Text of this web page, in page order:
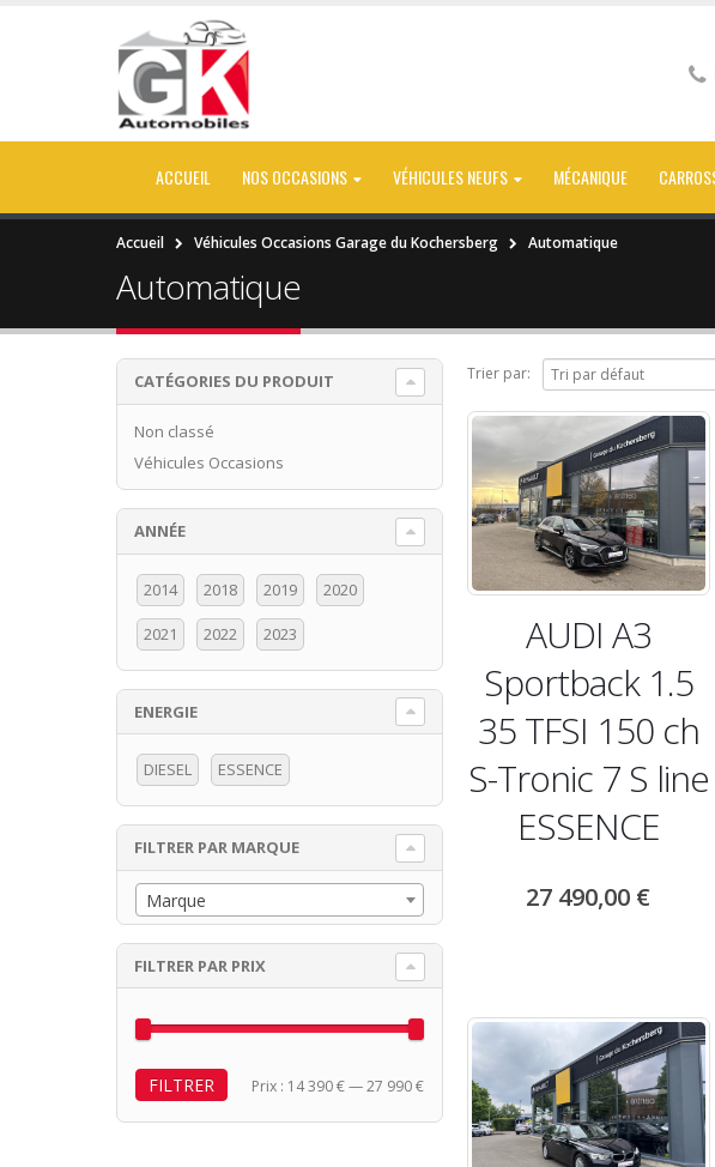
ACCUEIL NOS OCCASIONS VÉHICULES NEUFS MÉCANIQUE
Accueil Véhicules Occasions Garage du Kochersberg Automatique
Automatique
Trier par:
AUDI A3
Sportback 1.5
35 TFSI 150 ch
S-Tronic 7 S line
ESSENCE
27 490,00 €
CATÉGORIES DU PRODUIT
Non classé
Véhicules Occasions
ANNÉE
2014 2018 2019 2020
2021 2022 2023
ENERGIE
DIESEL ESSENCE
FILTRER PAR MARQUE
Marque
FILTRER PAR PRIX
Prix
min
Prix
max
FILTRER Prix : 14 390 €—27 990 €